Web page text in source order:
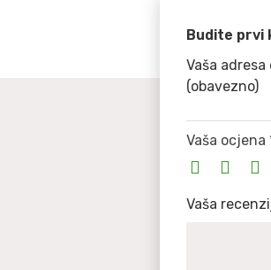
Budite prvi
Vaša
(obavezno)
Vaša ocjena
Vaša